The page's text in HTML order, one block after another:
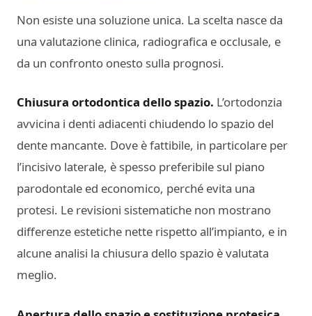
Non esiste una soluzione unica. La scelta nasce da
una valutazione clinica, radiografica e occlusale, e
da un confronto onesto sulla prognosi.
Chiusura ortodontica dello spazio. L’ortodonzia
avvicina i denti adiacenti chiudendo lo spazio del
dente mancante. Dove è fattibile, in particolare per
l’incisivo laterale, è spesso preferibile sul piano
parodontale ed economico, perché evita una
protesi. Le revisioni sistematiche non mostrano
differenze estetiche nette rispetto all’impianto, e in
alcune analisi la chiusura dello spazio è valutata
meglio.